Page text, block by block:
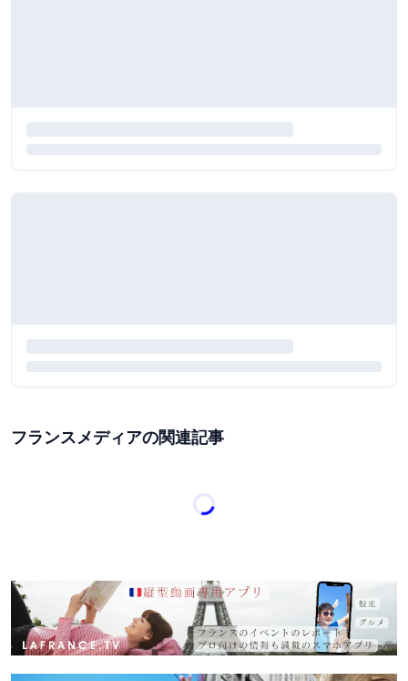
フランスメディアの関連記事